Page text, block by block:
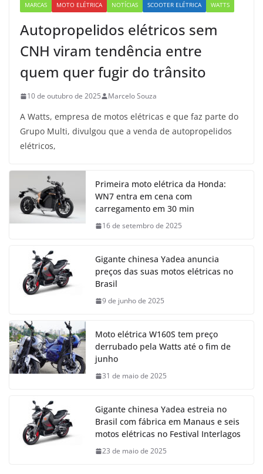
MARCAS MOTO ELÉTRICA NOTÍCIAS SCOOTER ELÉTRICA WATTS
Autopropelidos elétricos sem
CNH viram tendência entre
quem quer fugir do trânsito
10 de outubro de 2025 Marcelo Souza
A Watts, empresa de motos elétricas e que faz parte do
Grupo Multi, divulgou que a venda de autopropelidos
elétricos,
Primeira moto elétrica da Honda:
WN7 entra em cena com
carregamento em 30 min
16 de setembro de 2025
Gigante chinesa Yadea anuncia
preços das suas motos elétricas no
Brasil
9 de junho de 2025
Moto elétrica W160S tem preço
derrubado pela Watts até o fim de
junho
31 de maio de 2025
Gigante chinesa Yadea estreia no
Brasil com fábrica em Manaus e seis
motos elétricas no Festival Interlagos
23 de maio de 2025